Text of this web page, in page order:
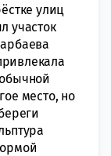
улиц
участок
место, но